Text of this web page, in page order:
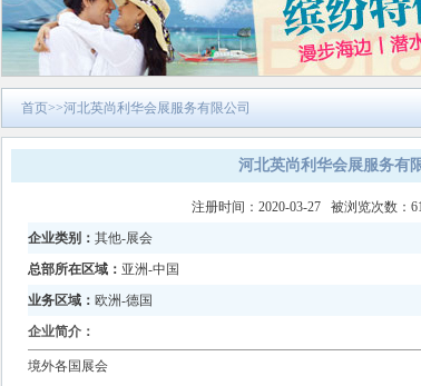
首页>>河北英尚利华会展服务有限公司
河北英尚利华会展服务有
注册时间：2020-03-27 被浏览次数：
企业类别： 其他-展会
总部所在区域： 亚洲-中国
业务区域： 欧洲-德国
企业简介：
境外各国展会